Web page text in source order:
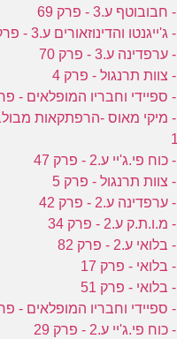
18:15 - מיקי מאוס -הרפתקאות